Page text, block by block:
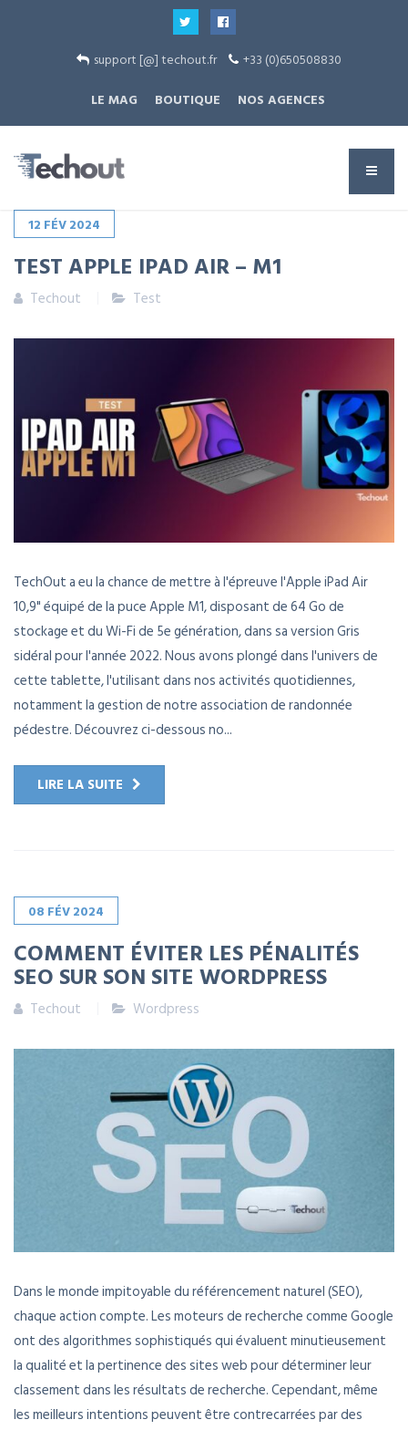
support [@] techout.fr
+33 (0)650508830
LE MAG
BOUTIQUE NOS AGENCES
12 FÉV2024
TEST APPLE IPAD AIR – M1
Techout Test
TechOut a eu la chance de mettre à l'épreuve l'Apple iPad Air
10,9" équipé de la puce Apple M1, disposant de 64 Go de
stockage et du Wi-Fi de 5e génération, dans sa version Gris
sidéral pour l'année 2022. Nous avons plongé dans l'univers de
cette tablette, l'utilisant dans nos activités quotidiennes,
notamment la gestion de notre association de randonnée
pédestre. Découvrez ci-dessous no...
LIRE LA SUITE
08 FÉV2024
COMMENT ÉVITER LES PÉNALITÉS
SEO SUR SON SITE WORDPRESS
Techout Wordpress
Dans le monde impitoyable du référencement naturel (SEO),
chaque action compte. Les moteurs de recherche comme Google
ont des algorithmes sophistiqués qui évaluent minutieusement
la qualité et la pertinence des sites web pour déterminer leur
classement dans les résultats de recherche. Cependant, même
les meilleurs intentions peuvent être contrecarrées par des